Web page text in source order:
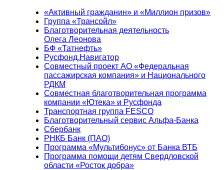
«Активный гражданин» и «Миллион призов»
Группа «Трансойл»
Благотворительная деятельность
Олега Леонова
БФ «Татнефть»
Русфонд.Навигатор
Совместный проект АО «Федеральная
пассажирская компания» и Национального
РДКМ
Совместная благотворительная программа
компании «Ютека» и Русфонда
Транспортная группа FESCO
Благотворительный сервис Альфа-Банка
Сбербанк
РНКБ Банк (ПАО)
Программа «Мультибонус» от Банка ВТБ
Программа помощи детям Свердловской
области «Росток добра»